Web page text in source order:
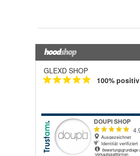
GLEXD SHOP
100% positiv